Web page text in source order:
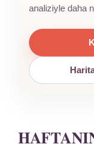
analiziyle daha